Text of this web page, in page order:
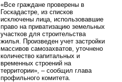
«Все граждане проверены в
Госкадастре, из списков
исключены лица, использовавшие
право на приватизацию земельных
участков для строительства
жилья. Произведен учет застройки
массивов самозахватов, уточнено
количество капитальных и
временных строений на
территории», – сообщил глава
профильного комитета.